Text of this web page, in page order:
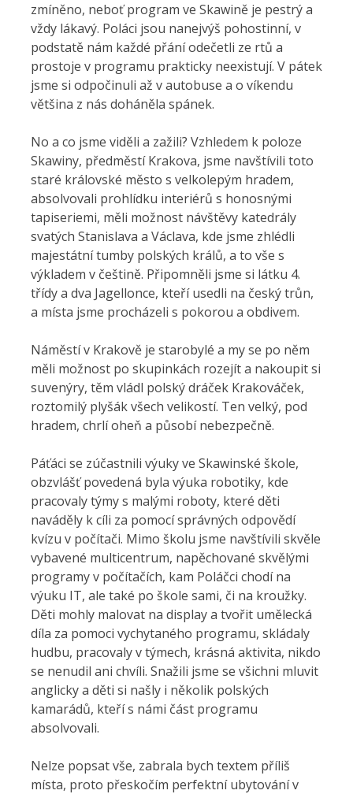
zmíněno, neboť program ve Skawině je pestrý a
vždy lákavý. Poláci jsou nanejvýš pohostinní, v
podstatě nám každé přání odečetli ze rtů a
prostoje v programu prakticky neexistují. V pátek
jsme si odpočinuli až v autobuse a o víkendu
většina z nás doháněla spánek.
No a co jsme viděli a zažili? Vzhledem k poloze
Skawiny, předměstí Krakova, jsme navštívili toto
staré královské město s velkolepým hradem,
absolvovali prohlídku interiérů s honosnými
tapiseriemi, měli možnost návštěvy katedrály
svatých Stanislava a Václava, kde jsme zhlédli
majestátní tumby polských králů, a to vše s
výkladem v češtině. Připomněli jsme si látku 4.
třídy a dva Jagellonce, kteří usedli na český trůn,
a místa jsme procházeli s pokorou a obdivem.
Náměstí v Krakově je starobylé a my se po něm
měli možnost po skupinkách rozejít a nakoupit si
suvenýry, těm vládl polský dráček Krakováček,
roztomilý plyšák všech velikostí. Ten velký, pod
hradem, chrlí oheň a působí nebezpečně.
Páťáci se zúčastnili výuky ve Skawinské škole,
obzvlášť povedená byla výuka robotiky, kde
pracovaly týmy s malými roboty, které děti
naváděly k cíli za pomocí správných odpovědí
kvízu v počítači. Mimo školu jsme navštívili skvěle
vybavené multicentrum, napěchované skvělými
programy v počítačích, kam Poláčci chodí na
výuku IT, ale také po škole sami, či na kroužky.
Děti mohly malovat na display a tvořit umělecká
díla za pomoci vychytaného programu, skládaly
hudbu, pracovaly v týmech, krásná aktivita, nikdo
se nenudil ani chvíli. Snažili jsme se všichni mluvit
anglicky a děti si našly i několik polských
kamarádů, kteří s námi část programu
absolvovali.
Nelze popsat vše, zabrala bych textem příliš
místa, proto přeskočím perfektní ubytování v